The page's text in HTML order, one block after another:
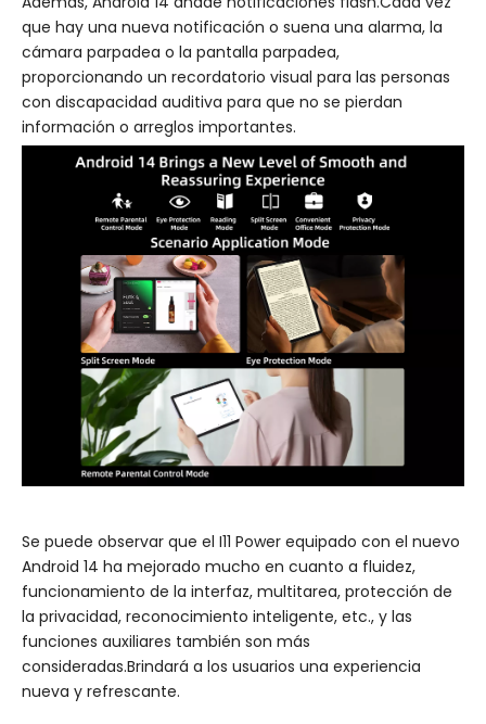
que hay una nueva notificación o suena una alarma, la
cámara parpadea o la pantalla parpadea,
proporcionando un recordatorio visual para las personas
con discapacidad auditiva para que no se pierdan
información o arreglos importantes.
Se puede observar que el I11 Power equipado con el nuevo
Android 14 ha mejorado mucho en cuanto a fluidez,
funcionamiento de la interfaz, multitarea, protección de
la privacidad, reconocimiento inteligente, etc., y las
funciones auxiliares también son más
consideradas.Brindará a los usuarios una experiencia
nueva y refrescante.